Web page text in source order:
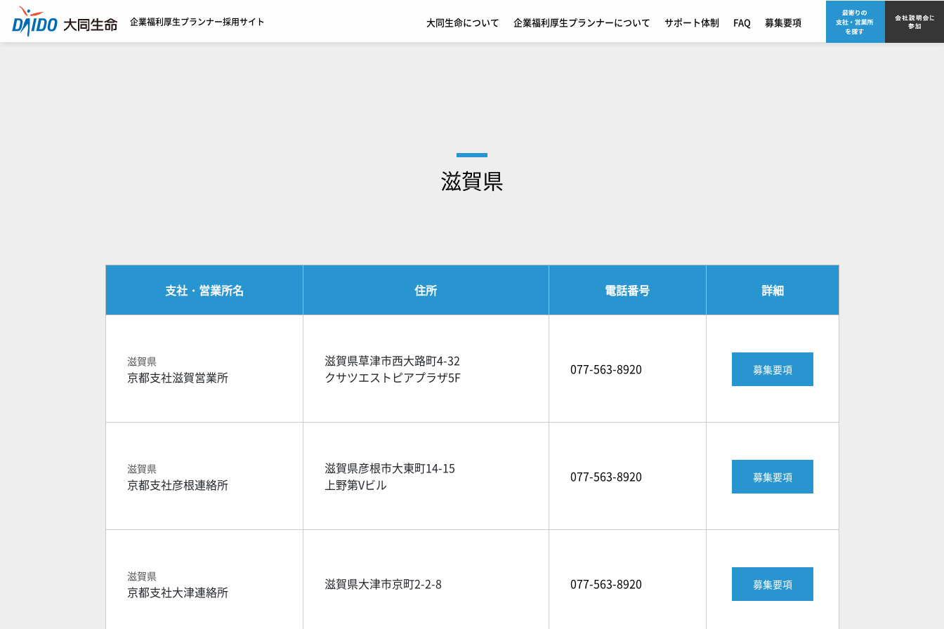
企業福利厚生プランナー採用サイト 大同生命について 企業福利厚生プランナーについて サポート体制 FAQ 募集要項
滋賀県
支社・営業所名 住所 電話番号 詳細
滋賀県
京都支社滋賀営業所
滋賀県草津市西大路町4-32
クサツエストピアプラザ5F
077-563-8920 募集要項
滋賀県
京都支社彦根連絡所
滋賀県彦根市大東町14-15
上野第Vビル
077-563-8920 募集要項
滋賀県
京都支社大津連絡所 滋賀県大津市京町2-2-8 077-563-8920 募集要項